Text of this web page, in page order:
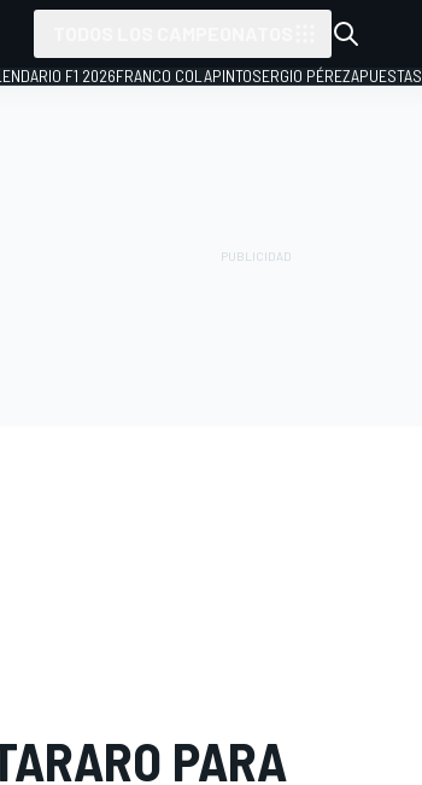
F1 2026FRANCO COLAPINTOSERGIO PÉREZAPUESTAS
PARA